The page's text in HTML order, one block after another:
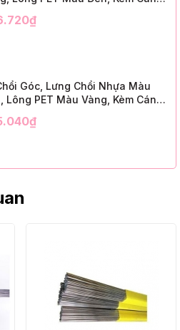
Thùng (9" Angle Broom, Yellow
Góc, Lưng Chổi Nhựa Màu
Lông PET Màu Vàng, Kèm Cán
Thùng (9" Angle Broom, Black